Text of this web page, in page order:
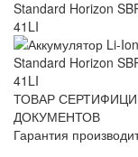
ТОВАР
ДОКУМЕНТОВ
Гарантия